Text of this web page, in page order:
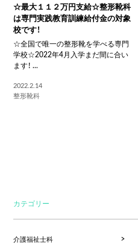
☆最大１１２万円支給☆整形靴科
は専門実践教育訓練給付金の対象
校です！
☆全国で唯一の整形靴を学べる専門
学校☆2022年4月入学まだ間に合い
ます！ ...
2022.2.14
整形靴科
カテゴリー
介護福祉士科